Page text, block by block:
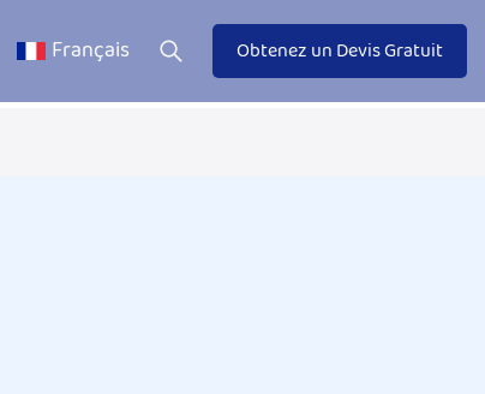
Français Obtenez un Devis Gratuit